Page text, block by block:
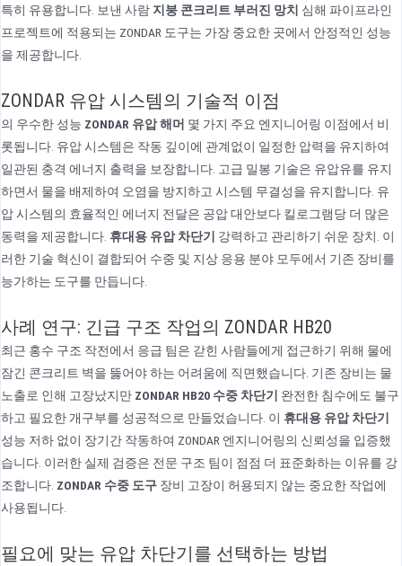
특히 유용합니다. 보낸 사람 지붕 콘크리트 부러진 망치 심해 파이프라인
프로젝트에 적용되는 ZONDAR 도구는 가장 중요한 곳에서 안정적인 성능
을 제공합니다.
ZONDAR 유압 시스템의 기술적 이점
의 우수한 성능 ZONDAR 유압 해머 몇 가지 주요 엔지니어링 이점에서 비
롯됩니다. 유압 시스템은 작동 깊이에 관계없이 일정한 압력을 유지하여
일관된 충격 에너지 출력을 보장합니다. 고급 밀봉 기술은 유압유를 유지
하면서 물을 배제하여 오염을 방지하고 시스템 무결성을 유지합니다. 유
압 시스템의 효율적인 에너지 전달은 공압 대안보다 킬로그램당 더 많은
동력을 제공합니다. 휴대용 유압 차단기
강력하고 관리하기 쉬운 장치. 이
러한 기술 혁신이 결합되어 수중 및 지상 응용 분야 모두에서 기존 장비를
능가하는 도구를 만듭니다.
사례 연구: 긴급 구조 작업의 ZONDAR HB20
최근 홍수 구조 작전에서 응급 팀은 갇힌 사람들에게 접근하기 위해 물에
잠긴 콘크리트 벽을 뚫어야 하는 어려움에 직면했습니다. 기존 장비는 물
노출로 인해 고장났지만 ZONDAR HB20 수중 차단기
완전한 침수에도 불구
하고 필요한 개구부를 성공적으로 만들었습니다. 이 휴대용 유압 차단기
성능 저하 없이 장기간 작동하여 ZONDAR 엔지니어링의 신뢰성을 입증했
습니다. 이러한 실제 검증은 전문 구조 팀이 점점 더 표준화하는 이유를 강
조합니다. ZONDAR 수중 도구 장비 고장이 허용되지 않는 중요한 작업에
사용됩니다.
필요에 맞는 유압 차단기를 선택하는 방법